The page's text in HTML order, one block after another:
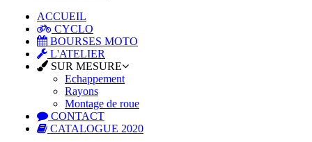
ACCUEIL
CYCLO
BOURSES MOTO
L'ATELIER
SUR MESURE
Echappement
Rayons
Montage de roue
CONTACT
CATALOGUE 2020